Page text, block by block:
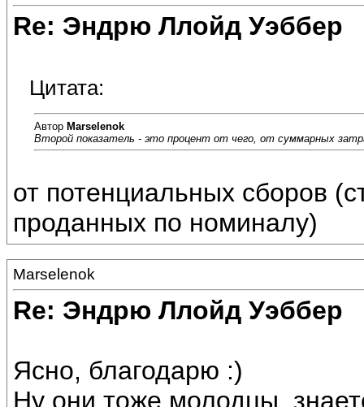
Re: Эндрю Ллойд Уэббер
Цитата:
Автор Marselenok
Второй показатель - это процент от чего, от суммарных
от потенциальных сборов
проданных по номиналу)
Marselenok
Re: Эндрю Ллойд Уэббер
Ясно, благодарю :)
Ну они тоже молодцы,